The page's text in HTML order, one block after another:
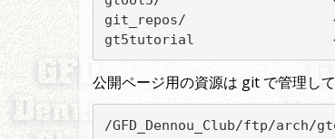
git_repos/                  <--
gt5tutorial                 <-- 旧
公開ページ用の資源は git で管理し
/GFD_Dennou_Club/ftp/